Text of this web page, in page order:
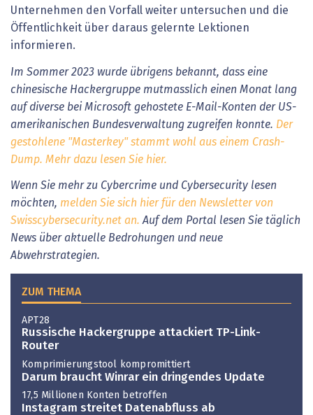
Unternehmen den Vorfall weiter untersuchen und die
Öffentlichkeit über daraus gelernte Lektionen
informieren.
Im Sommer 2023 wurde übrigens bekannt, dass eine
chinesische Hackergruppe mutmasslich einen Monat lang
auf diverse bei Microsoft gehostete E-Mail-Konten der US-
amerikanischen Bundesverwaltung zugreifen konnte. Der
gestohlene "Masterkey" stammt wohl aus einem Crash-
Dump. Mehr dazu lesen Sie hier.
Wenn Sie mehr zu Cybercrime und Cybersecurity lesen
möchten, melden Sie sich hier für den Newsletter von
Swisscybersecurity.net an. Auf dem Portal lesen Sie täglich
News über aktuelle Bedrohungen und neue
Abwehrstrategien.
ZUM THEMA
APT28
Russische Hackergruppe attackiert TP-Link-
Router
Komprimierungstool kompromittiert
Darum braucht Winrar ein dringendes Update
17,5 Millionen Konten betroffen
Instagram streitet Datenabfluss ab